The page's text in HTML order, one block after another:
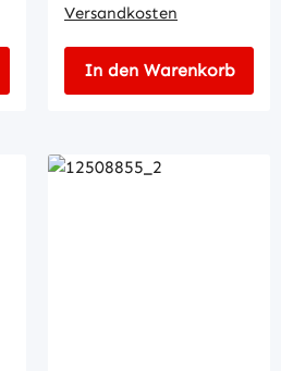
Versandkosten
In den Warenkorb